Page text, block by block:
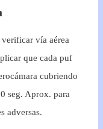
vía aérea
que cada puf
cubriendo
seg. Aprox. para
adversas.